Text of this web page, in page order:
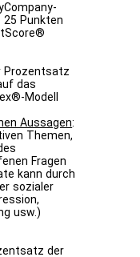
25 Punkten
Prozentsatz
das
Modell
Aussagen:
Themen,
Fragen
kann durch
sozialer
usw.)
der